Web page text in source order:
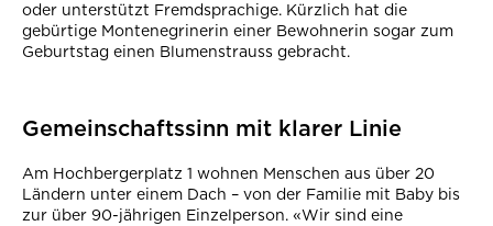
oder unterstützt Fremdsprachige. Kürzlich hat die
gebürtige Montenegrinerin einer Bewohnerin sogar zum
Geburtstag einen Blumenstrauss gebracht.
Gemeinschaftssinn mit klarer Linie
Am Hochbergerplatz 1 wohnen Menschen aus über 20
Ländern unter einem Dach – von der Familie mit Baby bis
zur über 90-jährigen Einzelperson. «Wir sind eine